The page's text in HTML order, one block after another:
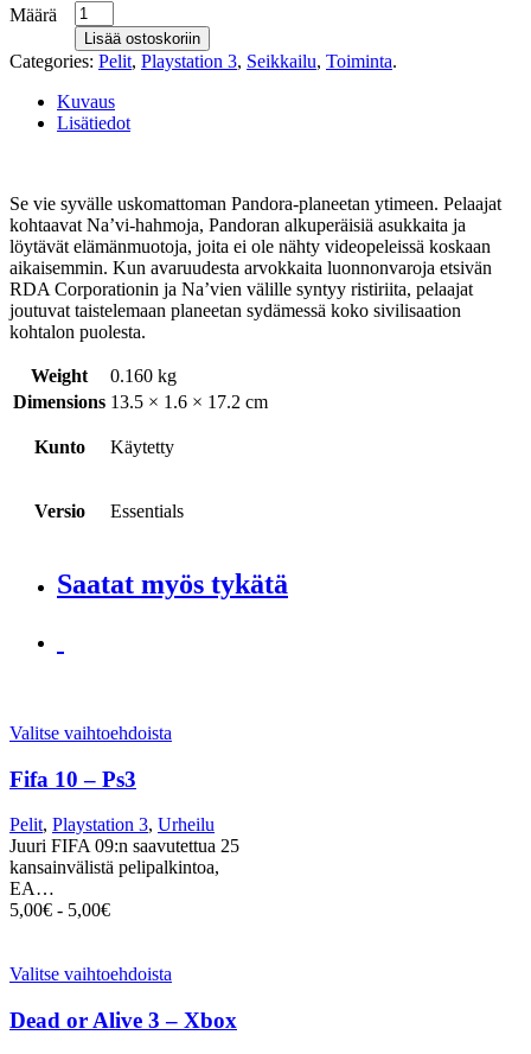
Määrä
Lisää ostoskoriin
Categories: Pelit, Playstation 3, Seikkailu, Toiminta.
Kuvaus
Lisätiedot
Se vie syvälle uskomattoman Pandora-planeetan ytimeen. Pelaajat
kohtaavat Na’vi-hahmoja, Pandoran alkuperäisiä asukkaita ja
löytävät elämänmuotoja, joita ei ole nähty videopeleissä koskaan
aikaisemmin. Kun avaruudesta arvokkaita luonnonvaroja etsivän
RDA Corporationin ja Na’vien välille syntyy ristiriita, pelaajat
joutuvat taistelemaan planeetan sydämessä koko sivilisaation
kohtalon puolesta.
Weight
0.160 kg
Dimensions 13.5 × 1.6 × 17.2 cm
Kunto Käytetty
Versio Essentials
Saatat myös tykätä
Valitse vaihtoehdoista
Fifa 10 – Ps3
Pelit, Playstation 3, Urheilu
Juuri FIFA 09:n saavutettua 25
kansainvälistä pelipalkintoa,
EA…
5,00€ - 5,00€
Valitse vaihtoehdoista
Dead or Alive 3 – Xbox